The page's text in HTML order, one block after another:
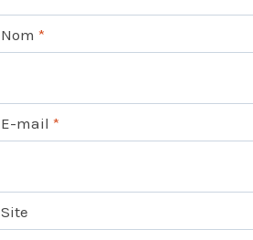
Nom *
E-mail *
Site